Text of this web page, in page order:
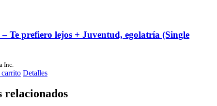
– Te prefiero lejos + Juventud, egolatría (Single
Inc.
Detalles
relacionados